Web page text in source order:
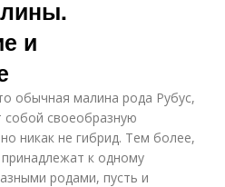
и
обычная малина рода Рубус,
собой своеобразную
никак не гибрид. Тем более,
к одному
родами, пусть и